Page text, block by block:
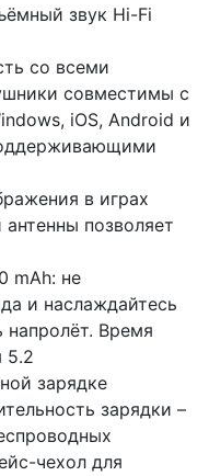
звук Hi-Fi
со всеми
совместимы с
iOS, Android и
в играх
позволяет
mAh: не
и наслаждайтесь
Время
5.2
зарядке
зарядки –
чехол для